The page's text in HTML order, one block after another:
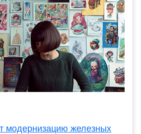
модернизацию железных